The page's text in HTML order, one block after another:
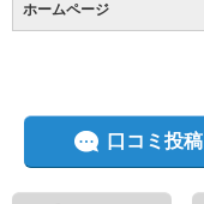
ホームページ
口コミ投稿